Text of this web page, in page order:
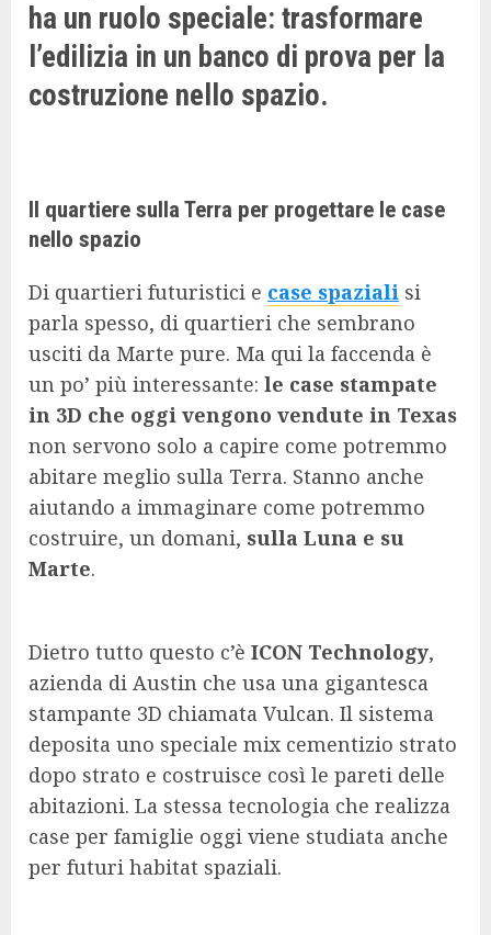
ha un ruolo speciale: trasformare
l’edilizia in un banco di prova per la
costruzione nello spazio.
Il quartiere sulla Terra per progettare le case
nello spazio
Di quartieri futuristici e case spaziali si
parla spesso, di quartieri che sembrano
usciti da Marte pure. Ma qui la faccenda è
un po’ più interessante: le case stampate
in 3D che oggi vengono vendute in Texas
non servono solo a capire come potremmo
abitare meglio sulla Terra. Stanno anche
aiutando a immaginare come potremmo
costruire, un domani, sulla Luna e su
Marte.
Dietro tutto questo c’è ICON Technology,
azienda di Austin che usa una gigantesca
stampante 3D chiamata Vulcan. Il sistema
deposita uno speciale mix cementizio strato
dopo strato e costruisce così le pareti delle
abitazioni. La stessa tecnologia che realizza
case per famiglie oggi viene studiata anche
per futuri habitat spaziali.